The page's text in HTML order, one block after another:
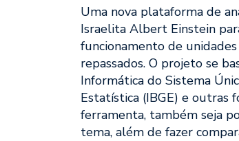
Uma nova plataforma de
Israelita Albert Einstein
funcionamento de
repassados. O projeto se
Informática do Sistema
Estatística (IBGE) e outras
ferramenta, também seja
tema, além de fazer